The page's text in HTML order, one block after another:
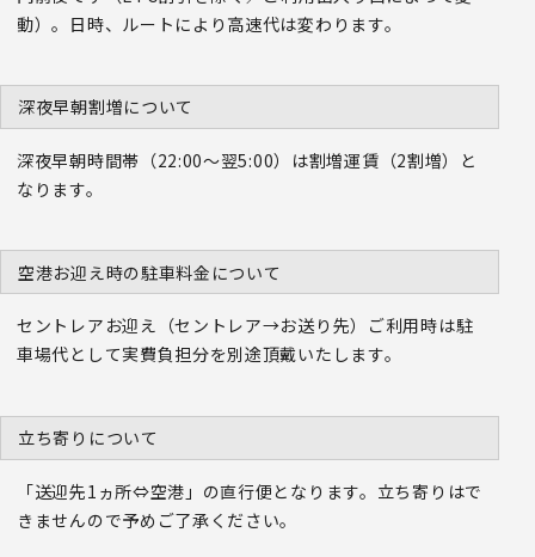
動）。日時、ルートにより高速代は変わります。
深夜早朝割増について
深夜早朝時間帯（22:00～翌5:00）は割増運賃（2割増）と
なります。
空港お迎え時の駐車料金について
セントレアお迎え（セントレア→お送り先）ご利用時は駐
車場代として実費負担分を別途頂戴いたします。
立ち寄りについて
「送迎先1ヵ所⇔空港」の直行便となります。立ち寄りはで
きませんので予めご了承ください。